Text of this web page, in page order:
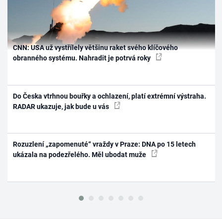
CNN: USA už vystřílely většinu raket svého klíčového
obranného systému. Nahradit je potrvá roky
Do Česka vtrhnou bouřky a ochlazení, platí extrémní výstraha.
RADAR ukazuje, jak bude u vás
Rozuzlení „zapomenuté“ vraždy v Praze: DNA po 15 letech
ukázala na podezřelého. Měl ubodat muže